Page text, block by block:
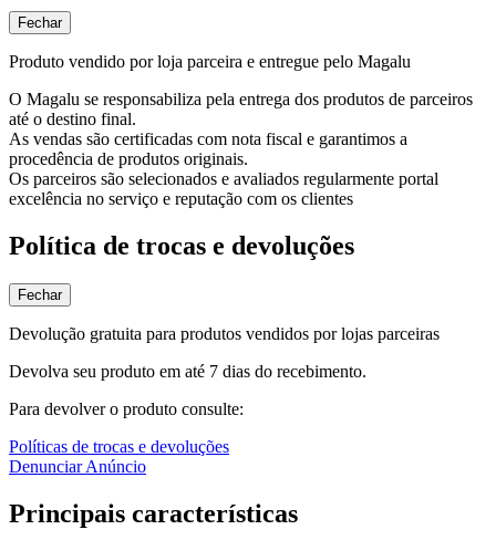
Fechar
Produto vendido por loja parceira e entregue pelo Magalu
O Magalu se responsabiliza pela entrega dos produtos de parceiros
até o destino final.
As vendas são certificadas com nota fiscal e garantimos a
procedência de produtos originais.
Os parceiros são selecionados e avaliados regularmente portal
excelência no serviço e reputação com os clientes
Política de trocas e devoluções
Fechar
Devolução gratuita para produtos vendidos por lojas parceiras
Devolva seu produto em até 7 dias do recebimento.
Para devolver o produto consulte:
Políticas de trocas e devoluções
Denunciar Anúncio
Principais características